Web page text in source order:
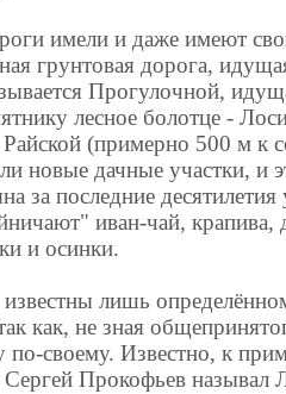
имели и даже имеют
грунтовая дорога,
Прогулочной,
лесное болотце -
(примерно 500 м к
новые дачные участки, и
за последние
иван-чай,
и осинки.
лишь
как, не зная
по-своему. Известно, к
Прокофьев называл